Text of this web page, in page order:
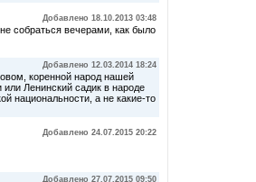
Добавлено 18.10.2013 03:48
собраться вечерами, как было
Добавлено 12.03.2014 18:24
коренной народ нашей
Ленинский садик в народе
национальности, а не какие-то
Добавлено 24.07.2015 20:22
Добавлено 27.07.2015 09:50